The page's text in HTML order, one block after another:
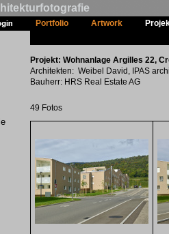
Portfolio Artwork
Projekt: Wohnanlage Argilles 22,
Architekten: Weibel David, IPAS
Bauherr: HRS Real Estate AG
49 Fotos